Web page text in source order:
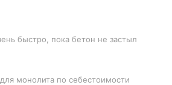
быстро, пока бетон не застыл
монолита по себестоимости